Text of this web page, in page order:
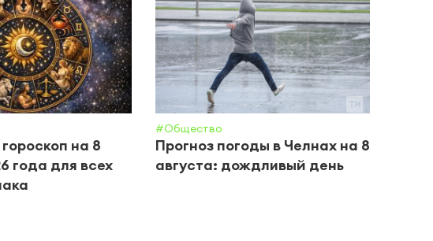
на 8
года для всех
#Общество
Прогноз погоды в Челнах на 8
августа: дождливый день